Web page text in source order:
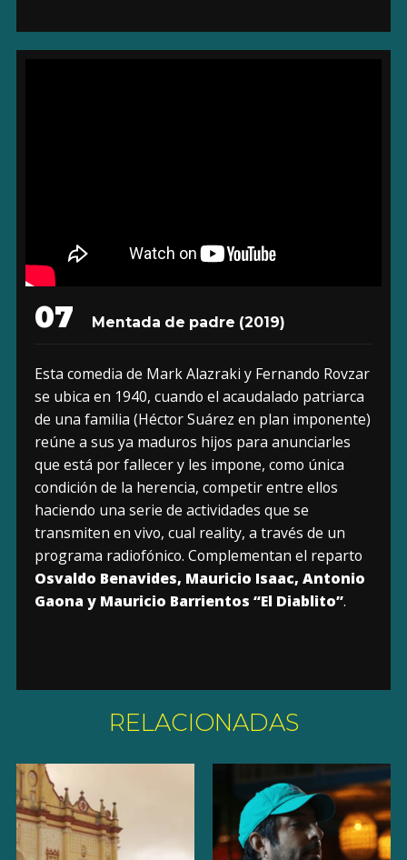
07 Mentada de padre (2019)
Esta comedia de Mark Alazraki y Fernando Rovzar
se ubica en 1940, cuando el acaudalado patriarca
de una familia (Héctor Suárez en plan imponente)
reúne a sus ya maduros hijos para anunciarles
que está por fallecer y les impone, como única
condición de la herencia, competir entre ellos
haciendo una serie de actividades que se
transmiten en vivo, cual reality, a través de un
programa radiofónico. Complementan el reparto
Osvaldo Benavides, Mauricio Isaac, Antonio
Gaona y Mauricio Barrientos “El Diablito”.
RELACIONADAS